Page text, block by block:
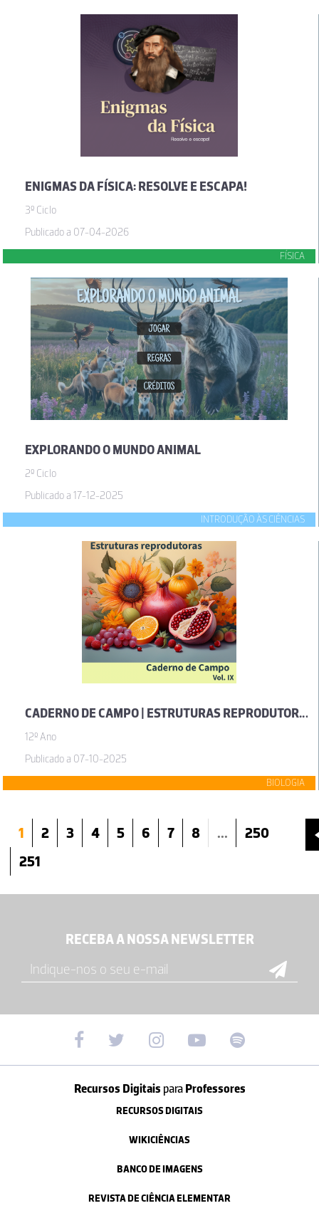
ENIGMAS DA FÍSICA: RESOLVE E ESCAPA!
3º Ciclo
Publicado a 07-04-2026
FÍSICA
EXPLORANDO O MUNDO ANIMAL
2º Ciclo
Publicado a 17-12-2025
INTRODUÇÃO ÀS CIÊNCIAS
CADERNO DE CAMPO | ESTRUTURAS REPRODUTORAS (VOL. IX)
12º Ano
Publicado a 07-10-2025
BIOLOGIA
1 2 3 4 5 6 7 8 ...
250
251
RECEBA A NOSSA NEWSLETTER
Recursos Digitais paraProfessores
RECURSOS DIGITAIS
WIKICIÊNCIAS
BANCO DE IMAGENS
REVISTA DE CIÊNCIA ELEMENTAR